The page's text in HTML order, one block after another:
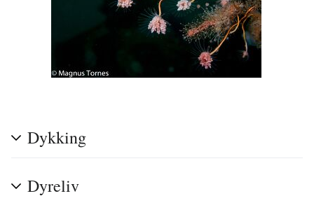
Dykking
Dyreliv